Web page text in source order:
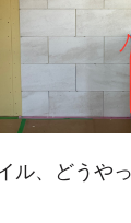
ル、どうや